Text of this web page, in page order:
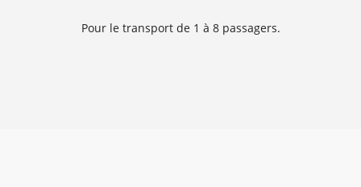
Pour le transport de 1 à 8 passagers.